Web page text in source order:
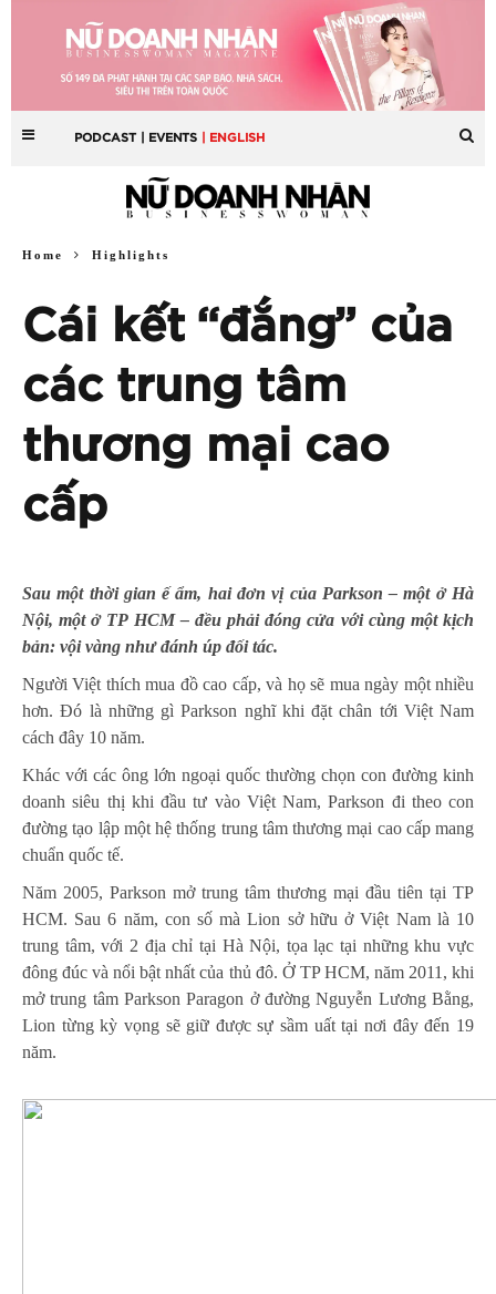
PODCAST | EVENTS | ENGLISH
Home Highlights
Cái kết “đắng” của
các trung tâm
thương mại cao
cấp
Sau một thời gian ế ẩm, hai đơn vị của Parkson – một ở Hà
Nội, một ở TP HCM – đều phải đóng cửa với cùng một kịch
bản: vội vàng như đánh úp đối tác.
Người Việt thích mua đồ cao cấp, và họ sẽ mua ngày một nhiều
hơn. Đó là những gì Parkson nghĩ khi đặt chân tới Việt Nam
cách đây 10 năm.
Khác với các ông lớn ngoại quốc thường chọn con đường kinh
doanh siêu thị khi đầu tư vào Việt Nam, Parkson đi theo con
đường tạo lập một hệ thống trung tâm thương mại cao cấp mang
chuẩn quốc tế.
Năm 2005, Parkson mở trung tâm thương mại đầu tiên tại TP
HCM. Sau 6 năm, con số mà Lion sở hữu ở Việt Nam là 10
trung tâm, với 2 địa chỉ tại Hà Nội, tọa lạc tại những khu vực
đông đúc và nổi bật nhất của thủ đô. Ở TP HCM, năm 2011, khi
mở trung tâm Parkson Paragon ở đường Nguyễn Lương Bằng,
Lion từng kỳ vọng sẽ giữ được sự sầm uất tại nơi đây đến 19
năm.